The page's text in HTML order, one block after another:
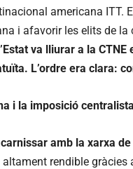
americana ITT.
i afavorir les elits de
va lliurar a la
L’ordre era clara:
i la imposició centralista
amb la xarxa
rendible